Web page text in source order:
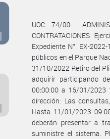
UOC: 74/00 -
CONTRATACIONES
Expediente N°: EX-
públicos en el Parque
31/10/2022 Retiro del
adquirir participando
00:00:00 a 16/01/2023
dirección: Las
Hasta 11/01/2023
deberán presentar a
suministre el sistema.